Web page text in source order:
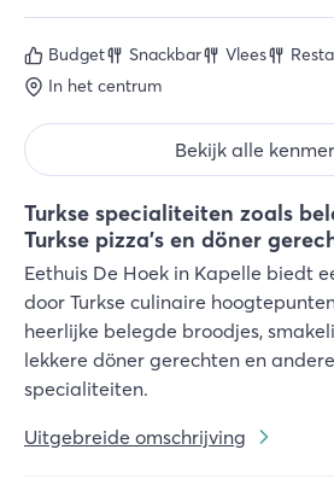
Turkse specialiteiten zoals
Turkse pizza's en döner
Eethuis De Hoek in Kapelle biedt
door Turkse culinaire
heerlijke belegde broodjes,
lekkere döner gerechten en
specialiteiten.
Uitgebreide omschrijving
Budget Snackbar Vlees
In het centrum
Bekijk alle